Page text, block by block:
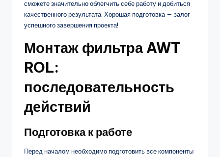
сможете значительно облегчить себе работу и добиться
качественного результата. Хорошая подготовка — залог
успешного завершения проекта!
Монтаж фильтра AWT
ROL:
последовательность
действий
Подготовка к работе
Перед началом необходимо подготовить все компоненты